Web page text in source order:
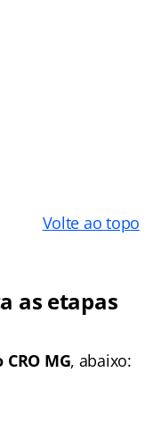
Volte ao topo
as etapas
MG, abaixo: